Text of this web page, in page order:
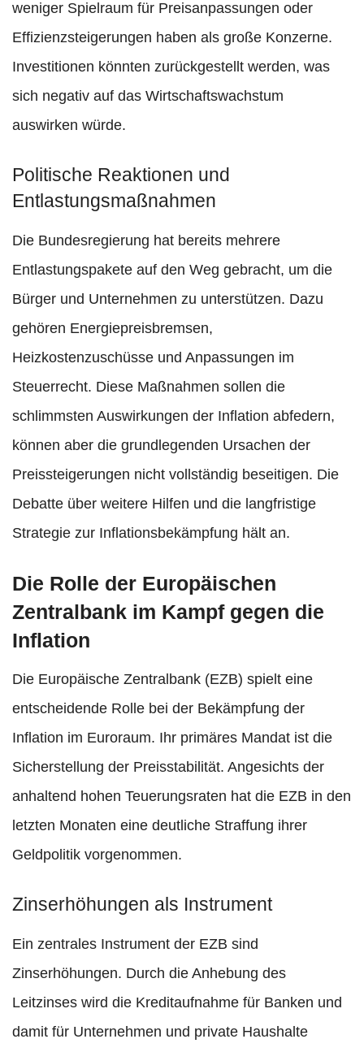
weniger Spielraum für Preisanpassungen oder
Effizienzsteigerungen haben als große Konzerne.
Investitionen könnten zurückgestellt werden, was
sich negativ auf das Wirtschaftswachstum
auswirken würde.
Politische Reaktionen und
Entlastungsmaßnahmen
Die Bundesregierung hat bereits mehrere
Entlastungspakete auf den Weg gebracht, um die
Bürger und Unternehmen zu unterstützen. Dazu
gehören Energiepreisbremsen,
Heizkostenzuschüsse und Anpassungen im
Steuerrecht. Diese Maßnahmen sollen die
schlimmsten Auswirkungen der Inflation abfedern,
können aber die grundlegenden Ursachen der
Preissteigerungen nicht vollständig beseitigen. Die
Debatte über weitere Hilfen und die langfristige
Strategie zur Inflationsbekämpfung hält an.
Die Rolle der Europäischen
Zentralbank im Kampf gegen die
Inflation
Die Europäische Zentralbank (EZB) spielt eine
entscheidende Rolle bei der Bekämpfung der
Inflation im Euroraum. Ihr primäres Mandat ist die
Sicherstellung der Preisstabilität. Angesichts der
anhaltend hohen Teuerungsraten hat die EZB in den
letzten Monaten eine deutliche Straffung ihrer
Geldpolitik vorgenommen.
Zinserhöhungen als Instrument
Ein zentrales Instrument der EZB sind
Zinserhöhungen. Durch die Anhebung des
Leitzinses wird die Kreditaufnahme für Banken und
damit für Unternehmen und private Haushalte